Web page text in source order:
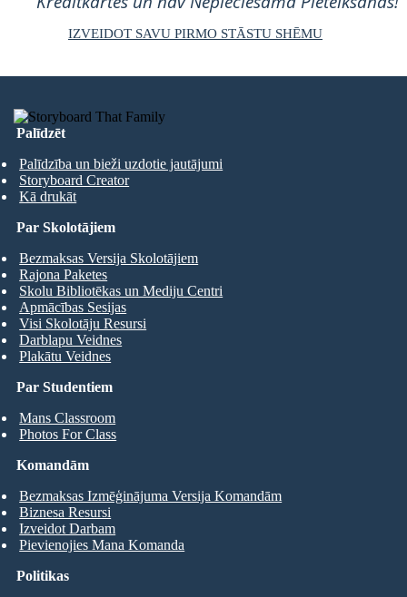
IZVEIDOT SAVU PIRMO STĀSTU SHĒMU
Palīdzēt
Palīdzība un bieži uzdotie jautājumi
Storyboard Creator
Kā drukāt
Par Studentiem
Mans Classroom
Photos For Class
Par Skolotājiem
Bezmaksas Versija Skolotājiem
Rajona Paketes
Skolu Bibliotēkas un Mediju Centri
Apmācības Sesijas
Visi Skolotāju Resursi
Darblapu Veidnes
Plakātu Veidnes
Komandām
Bezmaksas Izmēģinājuma Versija Komandām
Biznesa Resursi
Izveidot Darbam
Pievienojies Mana Komanda
Politikas